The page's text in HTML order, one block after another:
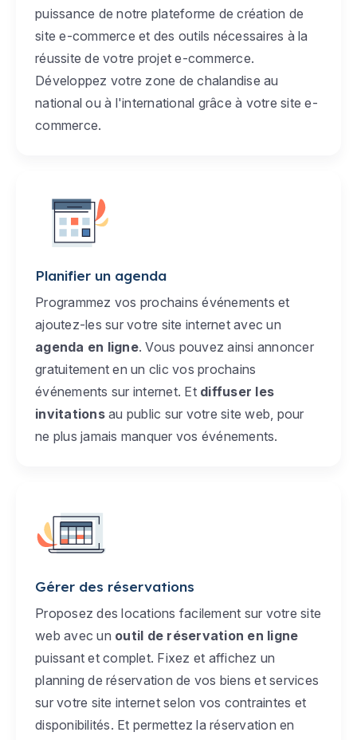
puissance de notre plateforme de création de
site e-commerce et des outils nécessaires à la
réussite de votre projet e-commerce.
Développez votre zone de chalandise au
national ou à l'international grâce à votre site e-
commerce.
Planifier un agenda
Programmez vos prochains événements et
ajoutez-les sur votre site internet avec un
agenda en ligne. Vous pouvez ainsi annoncer
gratuitement en un clic vos prochains
événements sur internet. Et diffuser les
invitationsau public sur votre site web, pour
ne plus jamais manquer vos événements.
Gérer des réservations
Proposez des locations facilement sur votre site
web avec un outil de réservation en ligne
puissant et complet. Fixez et affichez un
planning de réservation de vos biens et services
sur votre site internet selon vos contraintes et
disponibilités. Et permettez la réservation en